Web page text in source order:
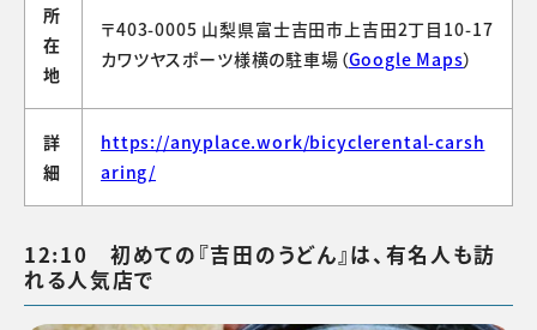
所
在
地
〒403-0005 山梨県富士吉田市上吉田2丁目10-17
カワツヤスポーツ様横の駐車場（Google Maps）
詳
細
https://anyplace.work/bicyclerental-carsh
aring/
12:10 初めての『吉田のうどん』は、有名人も訪
れる人気店で